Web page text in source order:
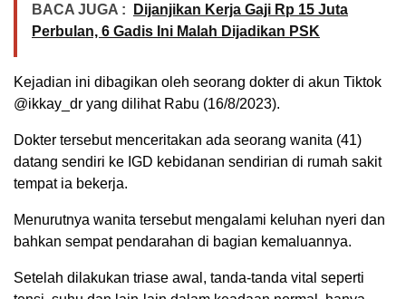
BACA JUGA :
Dijanjikan Kerja Gaji Rp 15 Juta
Perbulan, 6 Gadis Ini Malah Dijadikan PSK
Kejadian ini dibagikan oleh seorang dokter di akun Tiktok
@ikkay_dr yang dilihat Rabu (16/8/2023).
Dokter tersebut menceritakan ada seorang wanita (41)
datang sendiri ke IGD kebidanan sendirian di rumah sakit
tempat ia bekerja.
Menurutnya wanita tersebut mengalami keluhan nyeri dan
bahkan sempat pendarahan di bagian kemaluannya.
Setelah dilakukan triase awal, tanda-tanda vital seperti